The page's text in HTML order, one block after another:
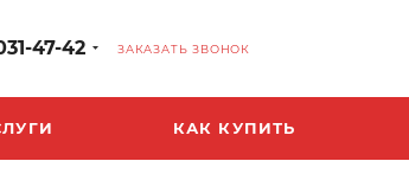
47-42 ЗАКАЗАТЬ ЗВОНОК
КАК КУПИТЬ